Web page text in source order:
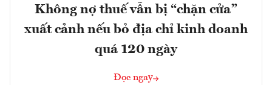
Không nợ thuế vẫn bị “chặn cửa”
xuất cảnh nếu bỏ địa chỉ kinh doanh
quá 120 ngày
Đọc ngay